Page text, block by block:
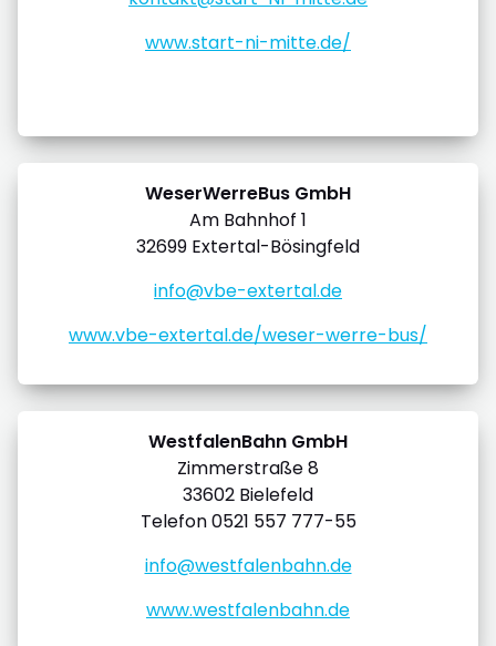
www.start-ni-mitte.de/
WeserWerreBus GmbH
Am Bahnhof 1
32699 Extertal-Bösingfeld
info@vbe-extertal.de
www.vbe-extertal.de/weser-werre-bus/
WestfalenBahn GmbH
Zimmerstraße 8
33602 Bielefeld
Telefon 0521 557 777-55
info@westfalenbahn.de
www.westfalenbahn.de